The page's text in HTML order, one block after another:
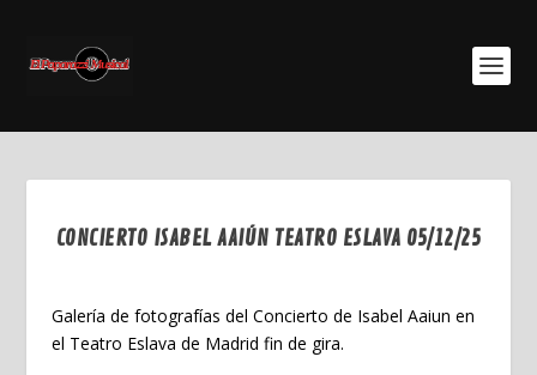
CONCIERTO ISABEL AAIÚN TEATRO ESLAVA 05/12/25
Galería de fotografías del Concierto de Isabel Aaiun en
el Teatro Eslava de Madrid fin de gira.